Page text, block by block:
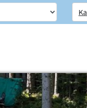
Weiter zum Inhalt